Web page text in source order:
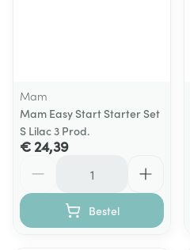
Mam
Mam Easy Start Starter Set
S Lilac 3 Prod.
€ 24,39
Bestel